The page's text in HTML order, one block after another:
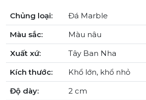
Chủng loại:
Đá Marble
Màu sắc:
Màu nâu
Xuất xứ:
Tây Ban Nha
Kích thước:
Khổ lớn, khổ nhỏ
Độ dày:
2 cm